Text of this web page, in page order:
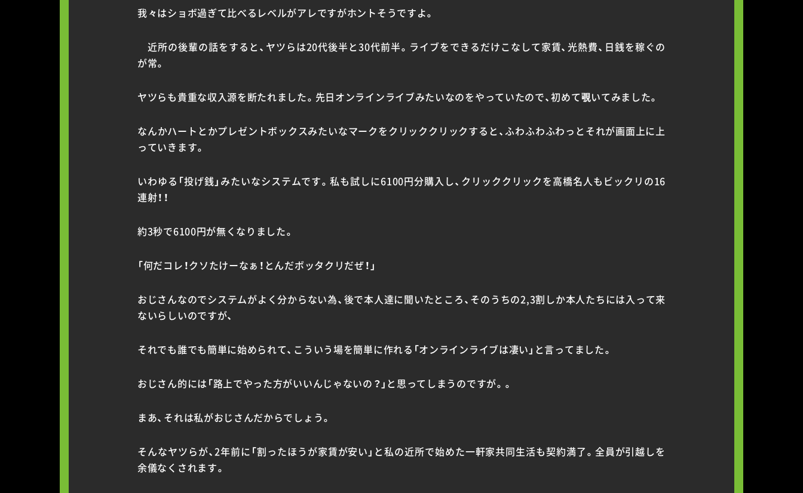
我々はショボ過ぎて比べるレベルがアレですがホントそうですよ。
近所の後輩の話をすると、ヤツらは20代後半と30代前半。ライブをできるだけこなして家賃、光熱費、日銭を稼ぐの
が常。
ヤツらも貴重な収入源を断たれました。先日オンラインライブみたいなのをやっていたので、初めて覗いてみました。
なんかハートとかプレゼントボックスみたいなマークをクリッククリックすると、ふわふわふわっとそれが画面上に上
っていきます。
いわゆる「投げ銭」みたいなシステムです。私も試しに6100円分購入し、クリッククリックを高橋名人もビックリの16
連射！！
約3秒で6100円が無くなりました。
「何だコレ！クソたけーなぁ！とんだボッタクリだぜ！」
おじさんなのでシステムがよく分からない為、後で本人達に聞いたところ、そのうちの2,3割しか本人たちには入って来
ないらしいのですが、
それでも誰でも簡単に始められて、こういう場を簡単に作れる「オンラインライブは凄い」と言ってました。
おじさん的には「路上でやった方がいいんじゃないの？」と思ってしまうのですが。。
まあ、それは私がおじさんだからでしょう。
そんなヤツらが、2年前に「割ったほうが家賃が安い」と私の近所で始めた一軒家共同生活も契約満了。全員が引越しを
余儀なくされます。